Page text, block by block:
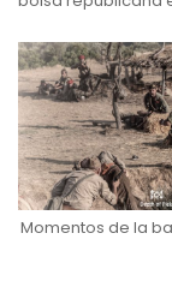
Momentos de la